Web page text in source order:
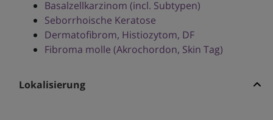
Basalzellkarzinom (incl. Subtypen)
Seborrhoische Keratose
Dermatofibrom, Histiozytom, DF
Fibroma molle (Akrochordon, Skin Tag)
Lokalisierung